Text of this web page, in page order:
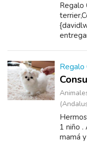
Regalo
Regalo
1 niño
mamá